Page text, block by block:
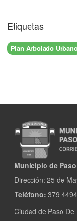
Etiquetas
Plan Arbolado Urbano
Municipio de
Dirección: 25 de
Teléfono: 379
Ciudad de Paso De